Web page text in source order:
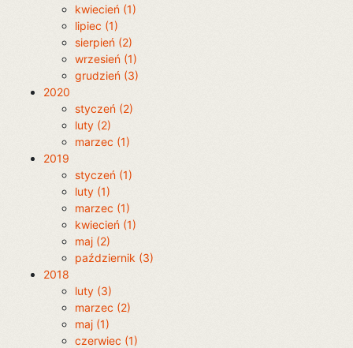
kwiecień (1)
lipiec (1)
sierpień (2)
wrzesień (1)
grudzień (3)
2020
styczeń (2)
luty (2)
marzec (1)
2019
styczeń (1)
luty (1)
marzec (1)
kwiecień (1)
maj (2)
październik (3)
2018
luty (3)
marzec (2)
maj (1)
czerwiec (1)